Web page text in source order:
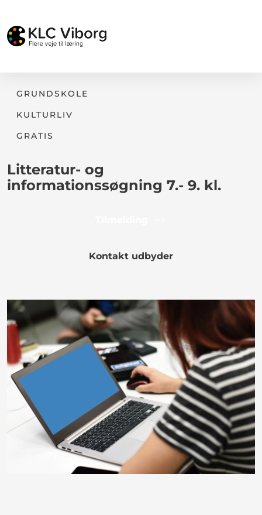
GRUNDSKOLE
KULTURLIV
GRATIS
Litteratur- og
informationssøgning 7.- 9. kl.
Kontakt udbyder